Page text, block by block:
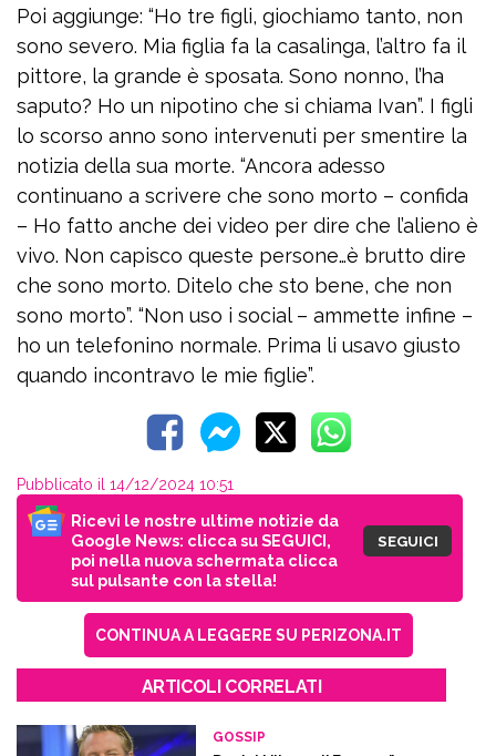
Poi aggiunge: “Ho tre figli, giochiamo tanto, non
sono severo. Mia figlia fa la casalinga, l’altro fa il
pittore, la grande è sposata. Sono nonno, l’ha
saputo? Ho un nipotino che si chiama Ivan”. I figli
lo scorso anno sono intervenuti per smentire la
notizia della sua morte. “Ancora adesso
continuano a scrivere che sono morto – confida
– Ho fatto anche dei video per dire che l’alieno è
vivo. Non capisco queste persone…è brutto dire
che sono morto. Ditelo che sto bene, che non
sono morto”. “Non uso i social – ammette infine –
ho un telefonino normale. Prima li usavo giusto
quando incontravo le mie figlie”.
Pubblicato il 14/12/2024 10:51
Ricevi le nostre ultime notizie da
Google News: clicca su SEGUICI,
poi nella nuova schermata clicca
sul pulsante con la stella!
SEGUICI
CONTINUA A LEGGERE SU PERIZONA.IT
ARTICOLI CORRELATI
GOSSIP